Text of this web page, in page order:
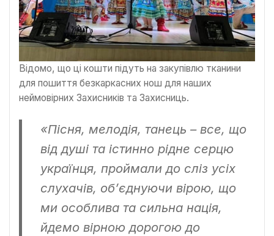
Відомо, що ці кошти підуть на закупівлю тканини
для пошиття безкаркасних нош для наших
неймовірних Захисників та Захисниць.
«Пісня, мелодія, танець – все, що
від душі та істинно рідне серцю
українця, проймали до сліз усіх
слухачів, об’єднуючи вірою, що
ми особлива та сильна нація,
йдемо вірною дорогою до